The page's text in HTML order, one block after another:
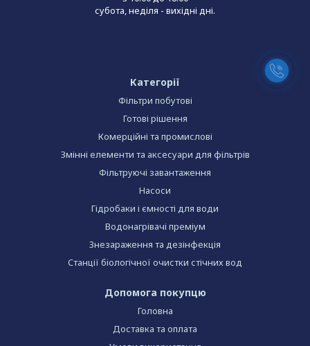
субота, неділя - вихідні дні.
Категорії
Фільтри побутові
Готові рішення
Комерційні та промислові
Змінні елементи та аксесуари для фільтрів
Фільтруючі завантаження
Насоси
Гідробаки і ємності для води
Водонагрівачі преміум
Знезараження та дезінфекція
Станції біологічної очистки стічних вод
Допомога покупцю
Головна
Доставка та оплата